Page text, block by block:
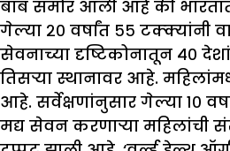
बाब समोर आली आहे की
गेल्या २० वर्षांत ५५ टक्क्यांनी
सेवनाच्या दृष्टिकोनातून ४०
तिसऱ्या स्थानावर आहे.
आहे. सर्वेक्षणांनुसार गेल्या १०
मद्य सेवन करणाऱ्या